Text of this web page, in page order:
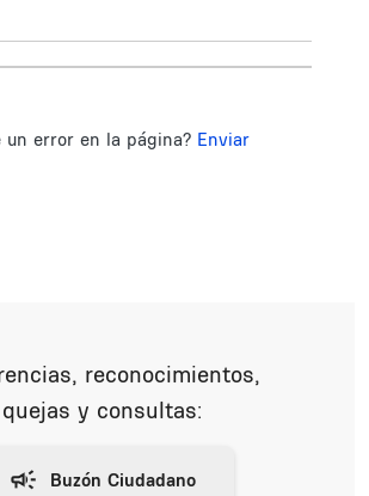
un error en la página? Enviar
reconocimientos,
quejas y consultas: